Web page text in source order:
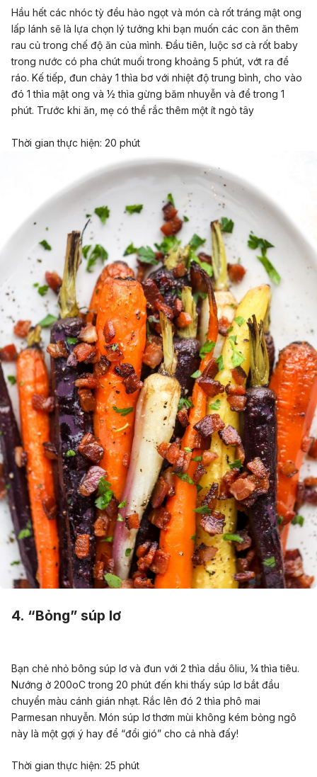
Hầu hết các nhóc tỳ đều hảo ngọt và món cà rốt tráng mật ong
lấp lánh sẽ là lựa chọn lý tưởng khi bạn muốn các con ăn thêm
rau củ trong chế độ ăn của mình. Đầu tiên, luộc sơ cà rốt baby
trong nước có pha chút muối trong khoảng 5 phút, vớt ra để
ráo. Kế tiếp, đun chảy 1 thìa bơ với nhiệt độ trung bình, cho vào
đó 1 thìa mật ong và ½ thìa gừng băm nhuyễn và để trong 1
phút. Trước khi ăn, mẹ có thể rắc thêm một ít ngò tây
Thời gian thực hiện: 20 phút
4. “Bỏng” súp lơ
Bạn chẻ nhỏ bông súp lơ và đun với 2 thìa dầu ôliu, ¼ thìa tiêu.
Nướng ở 200oC trong 20 phút đến khi thấy súp lơ bắt đầu
chuyển màu cánh gián nhạt. Rắc lên đó 2 thìa phô mai
Parmesan nhuyễn. Món súp lơ thơm mùi không kém bỏng ngô
này là một gợi ý hay để “đổi gió” cho cả nhà đấy!
Thời gian thực hiện: 25 phút